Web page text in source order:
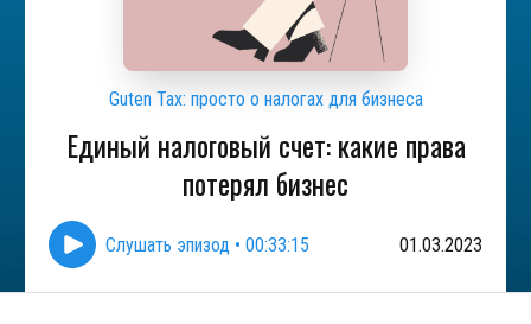
Guten Tax: просто о налогах для бизнеса
Единый налоговый счет: какие права
потерял бизнес
Слушать эпизод • 00:33:15 01.03.2023